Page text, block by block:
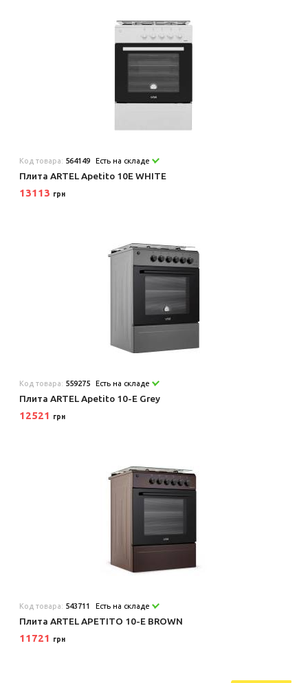
Код товара: 564149 Есть на складе
Плита ARTEL Apetito 10E WHITE
13113 грн
Код товара: 559275 Есть на складе
Плита ARTEL Apetito 10-E Grey
12521 грн
Код товара: 543711 Есть на складе
Плита ARTEL APETITO 10-E BROWN
11721 грн